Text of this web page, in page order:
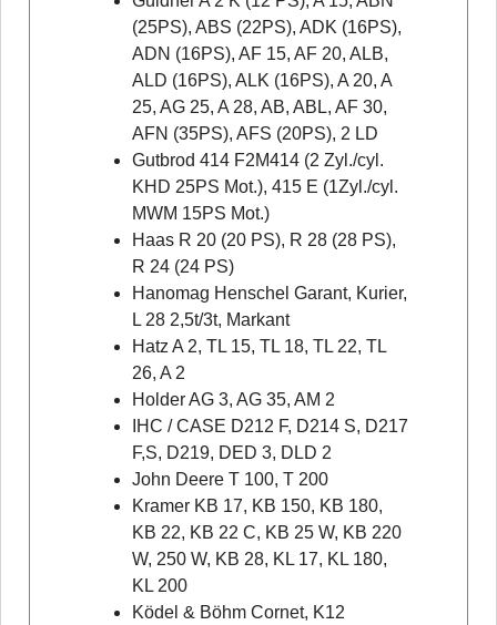
(25PS), ABS (22PS), ADK (16PS),
ADN (16PS), AF 15, AF 20, ALB,
ALD (16PS), ALK (16PS), A 20, A
25, AG 25, A 28, AB, ABL, AF 30,
AFN (35PS), AFS (20PS), 2 LD
Gutbrod 414 F2M414 (2 Zyl./cyl.
KHD 25PS Mot.), 415 E (1Zyl./cyl.
MWM 15PS Mot.)
Haas R 20 (20 PS), R 28 (28 PS),
R 24 (24 PS)
Hanomag Henschel Garant, Kurier,
L 28 2,5t/3t, Markant
Hatz A 2, TL 15, TL 18, TL 22, TL
26, A 2
Holder AG 3, AG 35, AM 2
IHC / CASE D212 F, D214 S, D217
F,S, D219, DED 3, DLD 2
John Deere T 100, T 200
Kramer KB 17, KB 150, KB 180,
KB 22, KB 22 C, KB 25 W, KB 220
W, 250 W, KB 28, KL 17, KL 180,
KL 200
Ködel & Böhm Cornet, K12